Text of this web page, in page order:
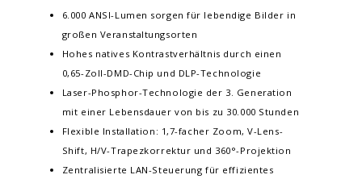
6.000 ANSI-Lumen sorgen für lebendige Bilder in
großen Veranstaltungsorten​
Hohes natives Kontrastverhältnis durch einen
0,65-Zoll-DMD-Chip und DLP-Technologie
Laser-Phosphor-Technologie der 3. Generation
mit einer Lebensdauer von bis zu 30.000 Stunden
Flexible Installation: 1,7-facher Zoom, V-Lens-
Shift, H/V-Trapezkorrektur und 360°-Projektion​
Zentralisierte LAN-Steuerung für effizientes